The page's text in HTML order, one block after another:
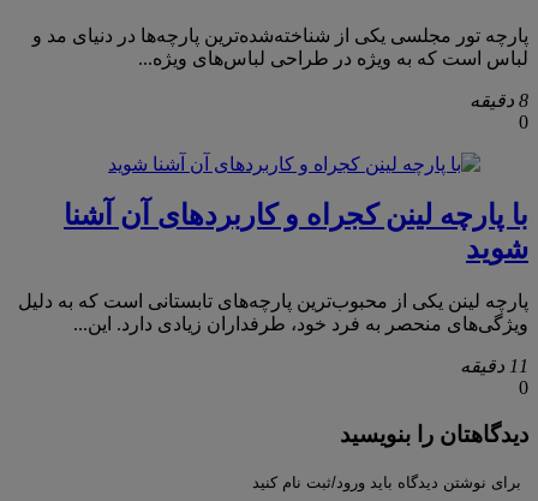
پارچه تور مجلسی یکی از شناخته‌شده‌ترین پارچه‌ها در دنیای مد و
لباس است که به ویژه در طراحی لباس‌های ویژه...
8 دقیقه
0
با پارچه لینن کجراه و کاربردهای آن آشنا
شوید
پارچه لینن یکی از محبوب‌ترین پارچه‌های تابستانی است که به دلیل
ویژگی‌های منحصر به فرد خود، طرفداران زیادی دارد. این...
11 دقیقه
0
دیدگاهتان را بنویسید
برای نوشتن دیدگاه باید ورود/ثبت نام کنید